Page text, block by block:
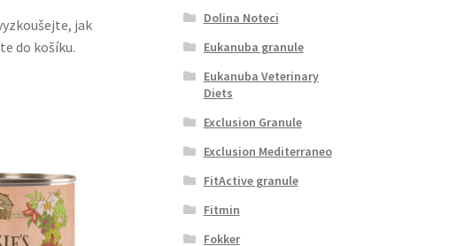
jak
do košíku.
Dolina Noteci
Eukanuba granule
Eukanuba Veterinary
Diets
Exclusion Granule
Exclusion Mediterraneo
FitActive granule
Fitmin
Fokker